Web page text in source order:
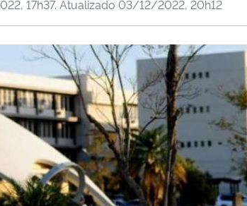
17h37. Atualizado 03/12/2022, 20h12